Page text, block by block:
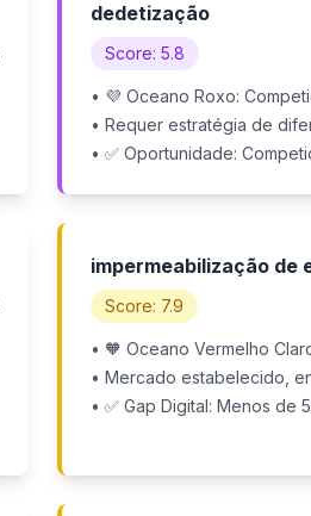
dedetização
Score: 5.8
• 💜 Oceano Roxo:
• Requer estratégia de
• ✅ Oportunidade:
impermeabilização de
Score: 7.9
• 🧡 Oceano Vermelho
• Mercado estabelecido,
• ✅ Gap Digital: Menos de